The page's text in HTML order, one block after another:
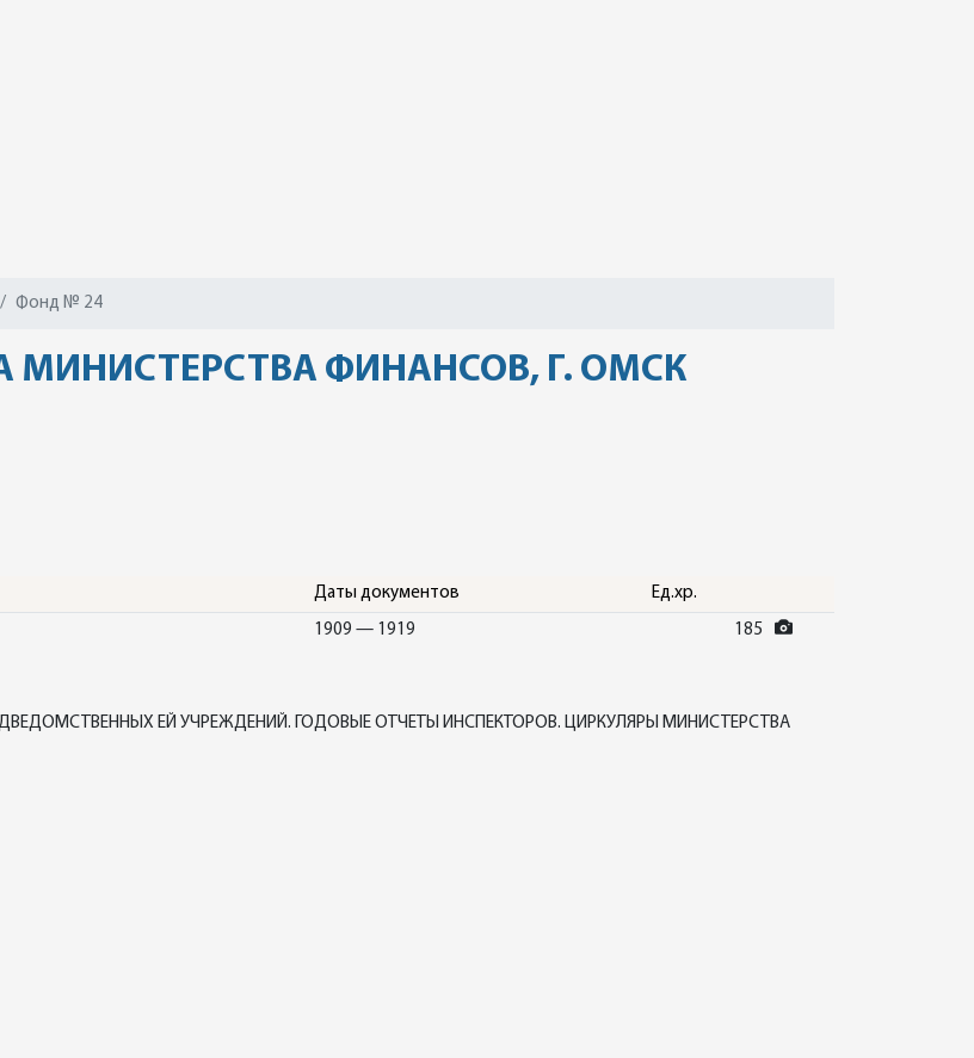
Фонд № 24
МИНИСТЕРСТВА ФИНАНСОВ, Г. ОМСК
Даты документов Ед.хр.
1909 — 1919 185
ЕЙ УЧРЕЖДЕНИЙ. ГОДОВЫЕ ОТЧЕТЫ ИНСПЕКТОРОВ. ЦИРКУЛЯРЫ МИНИСТЕРСТВА